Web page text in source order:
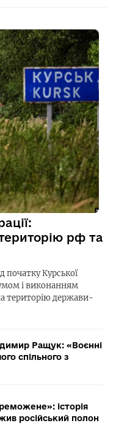
рф та
початку Курської
і виконанням
територію держави-
Ращук: «Воєнні
спільного з
історія
російський полон